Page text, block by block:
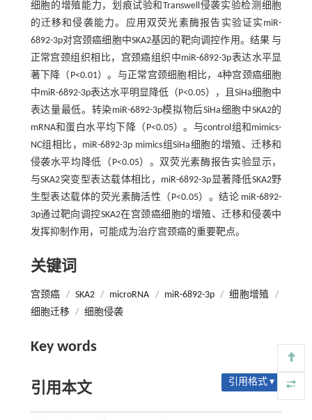
细胞的增殖能力，划痕试验和Transwell侵袭实验检测细胞
的迁移和侵袭能力。应用双荧光素酶报告实验证实miR-
6892-3p对宫颈癌细胞中SKA2基因的靶向调控作用。结果 与
正常宫颈组织相比，宫颈癌组织中miR-6892-3p表达水平显
著下降（P<0.01）。与正常宫颈细胞相比，4种宫颈癌细胞
中miR-6892-3p表达水平明显降低（P<0.05），且SiHa细胞中
表达量最低。转染miR-6892-3p模拟物后SiHa细胞中SKA2的
mRNA和蛋白水平均下降（P<0.05）。与control组和mimics-
NC组相比，miR-6892-3p mimics组SiHa细胞的增殖、迁移和
侵袭水平均降低（P<0.05）。双荧光素酶报告实验显示，
与SKA2突变型表达载体相比，miR-6892-3p显著降低SKA2野
生型表达载体的荧光素酶活性（P<0.05）。结论 miR-6892-
3p通过靶向调控SKA2在宫颈癌细胞的增殖、迁移和侵袭中
发挥抑制作用，可能成为治疗宫颈癌的重要靶点。
关键词
宫颈癌 / SKA2 / microRNA / miR-6892-3p / 细胞增殖 /
细胞迁移 / 细胞侵袭
Key words
引用本文 引用格式 ▾